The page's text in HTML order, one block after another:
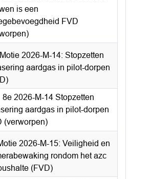
is een
FVD
2026-M-14: Stopzetten
aardgas in pilot-dorpen
8e 2026-M-14 Stopzetten
aardgas in pilot-dorpen
(verworpen)
2026-M-15: Veiligheid en
rondom het azc
(FVD)